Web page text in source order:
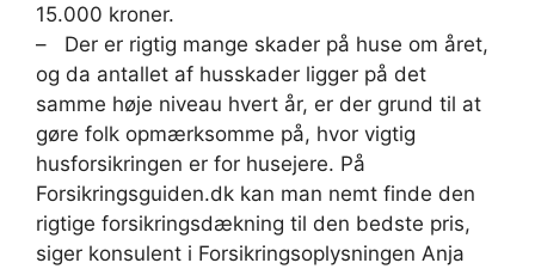
15.000 kroner.
– Der er rigtig mange skader på huse om året,
og da antallet af husskader ligger på det
samme høje niveau hvert år, er der grund til at
gøre folk opmærksomme på, hvor vigtig
husforsikringen er for husejere. På
Forsikringsguiden.dk kan man nemt finde den
rigtige forsikringsdækning til den bedste pris,
siger konsulent i Forsikringsoplysningen Anja